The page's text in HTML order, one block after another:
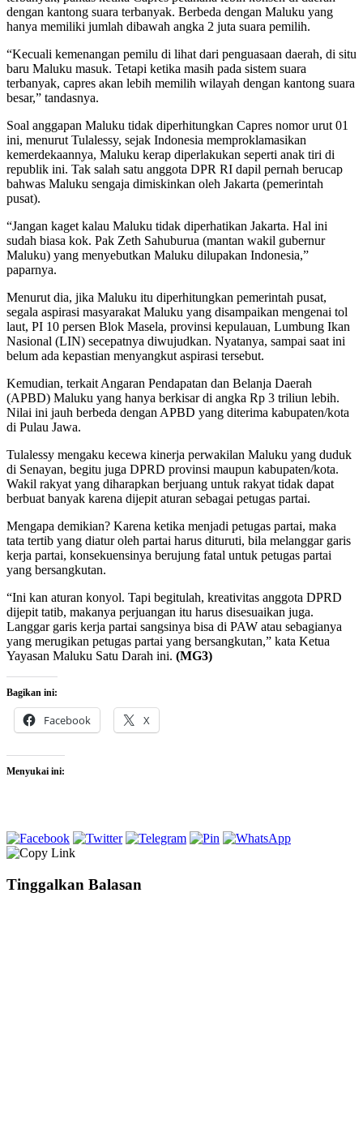
dengan kantong suara terbanyak. Berbeda dengan Maluku yang
hanya memiliki jumlah dibawah angka 2 juta suara pemilih.
“Kecuali kemenangan pemilu di lihat dari penguasaan daerah, di situ
baru Maluku masuk. Tetapi ketika masih pada sistem suara
terbanyak, capres akan lebih memilih wilayah dengan kantong suara
besar,” tandasnya.
Soal anggapan Maluku tidak diperhitungkan Capres nomor urut 01
ini, menurut Tulalessy, sejak Indonesia memproklamasikan
kemerdekaannya, Maluku kerap diperlakukan seperti anak tiri di
republik ini. Tak salah satu anggota DPR RI dapil pernah berucap
bahwas Maluku sengaja dimiskinkan oleh Jakarta (pemerintah
pusat).
“Jangan kaget kalau Maluku tidak diperhatikan Jakarta. Hal ini
sudah biasa kok. Pak Zeth Sahuburua (mantan wakil gubernur
Maluku) yang menyebutkan Maluku dilupakan Indonesia,”
paparnya.
Menurut dia, jika Maluku itu diperhitungkan pemerintah pusat,
segala aspirasi masyarakat Maluku yang disampaikan mengenai tol
laut, PI 10 persen Blok Masela, provinsi kepulauan, Lumbung Ikan
Nasional (LIN) secepatnya diwujudkan. Nyatanya, sampai saat ini
belum ada kepastian menyangkut aspirasi tersebut.
Kemudian, terkait Angaran Pendapatan dan Belanja Daerah
(APBD) Maluku yang hanya berkisar di angka Rp 3 triliun lebih.
Nilai ini jauh berbeda dengan APBD yang diterima kabupaten/kota
di Pulau Jawa.
Tulalessy mengaku kecewa kinerja perwakilan Maluku yang duduk
di Senayan, begitu juga DPRD provinsi maupun kabupaten/kota.
Wakil rakyat yang diharapkan berjuang untuk rakyat tidak dapat
berbuat banyak karena dijepit aturan sebagai petugas partai.
Mengapa demikian? Karena ketika menjadi petugas partai, maka
tata tertib yang diatur oleh partai harus dituruti, bila melanggar garis
kerja partai, konsekuensinya berujung fatal untuk petugas partai
yang bersangkutan.
“Ini kan aturan konyol. Tapi begitulah, kreativitas anggota DPRD
dijepit tatib, makanya perjuangan itu harus disesuaikan juga.
Langgar garis kerja partai sangsinya bisa di PAW atau sebagianya
yang merugikan petugas partai yang bersangkutan,” kata Ketua
Yayasan Maluku Satu Darah ini. (MG3)
Bagikan ini:
Facebook X
Menyukai ini:
Tinggalkan Balasan